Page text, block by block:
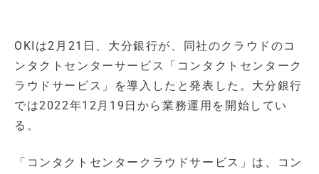
OKIは2月21日、大分銀行が、同社のクラウドのコ
ンタクトセンターサービス「コンタクトセンターク
ラウドサービス」を導入したと発表した。大分銀行
では2022年12月19日から業務運用を開始してい
る。
「コンタクトセンタークラウドサービス」は、コン